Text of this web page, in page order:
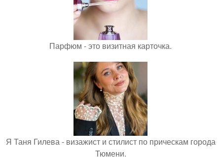
Парфюм - это визитная карточка.
Я Таня Гилева - визажист и стилист по прическам города
Тюмени.